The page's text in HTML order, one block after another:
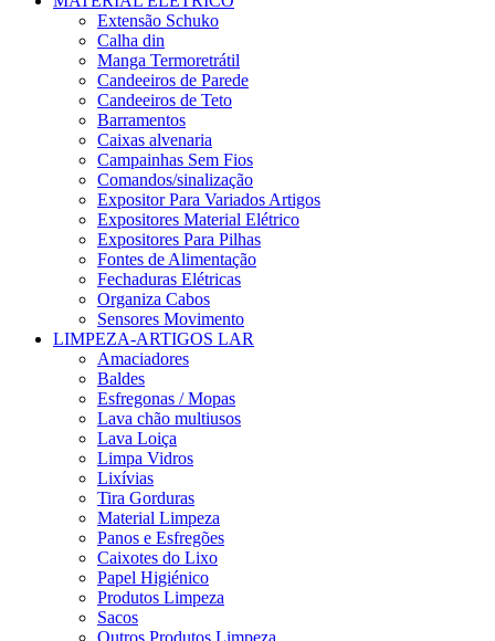
Extensão Schuko
Calha din
Manga Termoretrátil
Candeeiros de Parede
Candeeiros de Teto
Barramentos
Caixas alvenaria
Campainhas Sem Fios
Comandos/sinalização
Expositor Para Variados Artigos
Expositores Material Elétrico
Expositores Para Pilhas
Fontes de Alimentação
Fechaduras Elétricas
Organiza Cabos
Sensores Movimento
LIMPEZA-ARTIGOS LAR
Amaciadores
Baldes
Esfregonas / Mopas
Lava chão multiusos
Lava Loiça
Limpa Vidros
Lixívias
Tira Gorduras
Material Limpeza
Panos e Esfregões
Caixotes do Lixo
Papel Higiénico
Produtos Limpeza
Sacos